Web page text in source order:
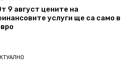
9 август цените на
услуги ще са само в